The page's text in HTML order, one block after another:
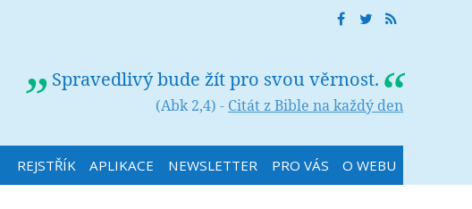
Spravedlivý bude žít pro svou věrnost.
(Abk 2,4) - Citát z Bible na každý den
REJSTŘÍK APLIKACE NEWSLETTER PRO VÁS O WEBU